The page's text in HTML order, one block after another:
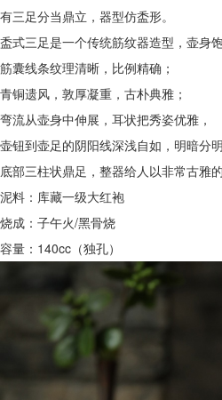
有三足分当鼎立，器型仿盉形。
盉式三足是一个传统筋纹器造型，壶身
筋囊线条纹理清晰，比例精确；
青铜遗风，敦厚凝重，古朴典雅；
弯流从壶身中伸展，耳状把秀姿优雅，
壶钮到壶足的阴阳线深浅自如，明暗分明
底部三柱状鼎足，整器给人以非常古雅的
泥料：库藏一级大红袍
烧成：子午火/黑骨烧
容量：140cc（独孔）